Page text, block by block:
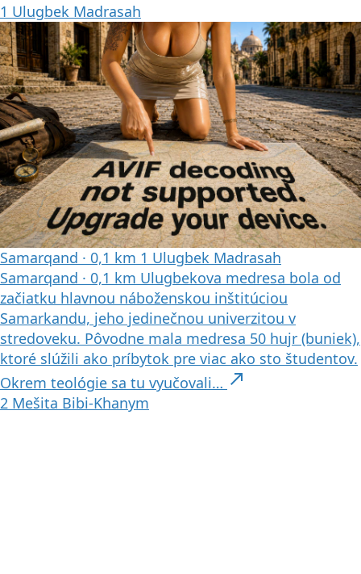
1 Ulugbek Madrasah
Samarqand · 0,1 km 1 Ulugbek Madrasah
Samarqand · 0,1 km Ulugbekova medresa bola od
začiatku hlavnou náboženskou inštitúciou
Samarkandu, jeho jedinečnou univerzitou v
stredoveku. Pôvodne mala medresa 50 hujr (buniek),
ktoré slúžili ako príbytok pre viac ako sto študentov.
Okrem teológie sa tu vyučovali… north_east
2 Mešita Bibi-Khanym